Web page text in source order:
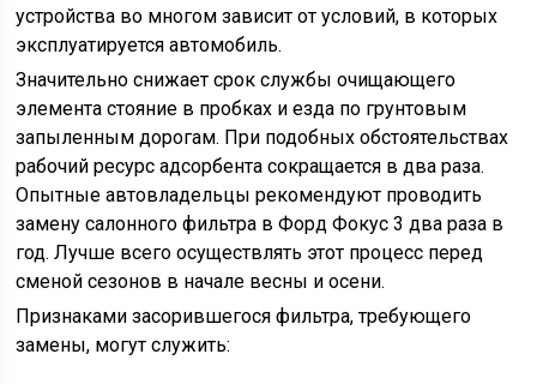
устройства во многом зависит от условий, в которых
эксплуатируется автомобиль.
Значительно снижает срок службы очищающего
элемента стояние в пробках и езда по грунтовым
запыленным дорогам. При подобных обстоятельствах
рабочий ресурс адсорбента сокращается в два раза.
Опытные автовладельцы рекомендуют проводить
замену салонного фильтра в Форд Фокус 3 два раза в
год. Лучше всего осуществлять этот процесс перед
сменой сезонов в начале весны и осени.
Признаками засорившегося фильтра, требующего
замены, могут служить: